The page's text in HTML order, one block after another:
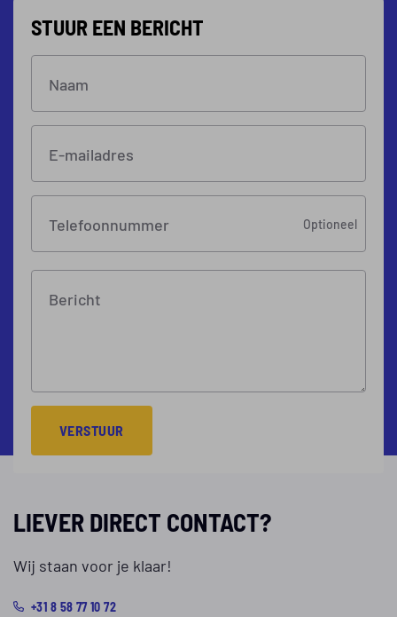
STUUR EEN BERICHT
Naam
E-mailadres
Telefoonnummer Optioneel
Bericht
VERSTUUR
LIEVER DIRECT CONTACT?
Wij staan voor je klaar!
+31 8 58 77 10 72